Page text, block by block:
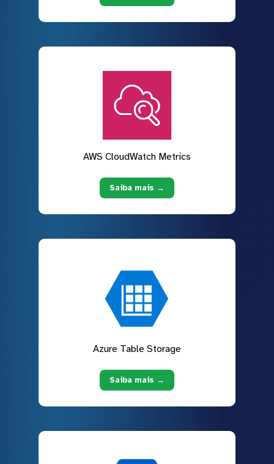
AWS CloudWatch Metrics
Saiba mais →
Azure Table Storage
Saiba mais →